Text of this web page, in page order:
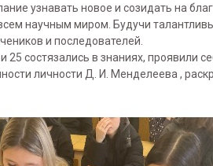
узнавать новое и созидать на
научным миром. Будучи
и последователей.
25 состязались в знаниях, проявили
личности Д. И. Менделеева ,